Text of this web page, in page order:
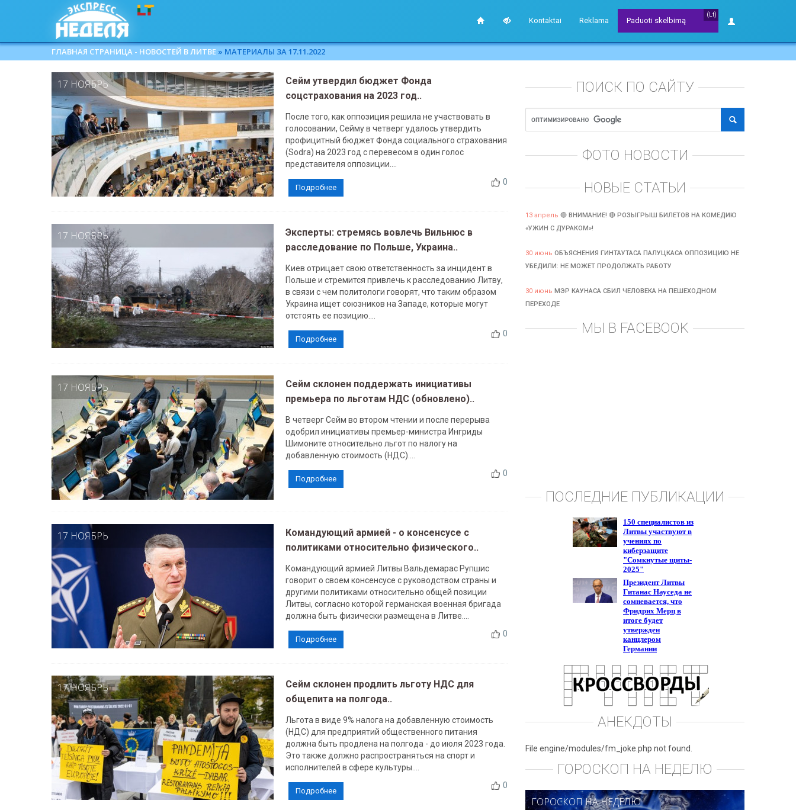
Kontaktai Reklama
(Lt)
Paduoti skelbimą
ГЛАВНАЯ СТРАНИЦА - НОВОСТЕЙ В ЛИТВЕ » МАТЕРИАЛЫ ЗА 17.11.2022
17 НОЯБРЬ
Сейм утвердил бюджет Фонда
соцстрахования на 2023 год..
После того, как оппозиция решила не участвовать в
голосовании, Сейму в четверг удалось утвердить
профицитный бюджет Фонда социального страхования
(Sodra) на 2023 год с перевесом в один голос
представителя оппозиции....
0
Подробнее
17 НОЯБРЬ
Эксперты: стремясь вовлечь Вильнюс в
расследование по Польше, Украина..
Киев отрицает свою ответственность за инцидент в
Польше и стремится привлечь к расследованию Литву,
в связи с чем политологи говорят, что таким образом
Украина ищет союзников на Западе, которые могут
отстоять ее позицию....
0
Подробнее
17 НОЯБРЬ
Сейм склонен поддержать инициативы
премьера по льготам НДС (обновлено)..
В четверг Сейм во втором чтении и после перерыва
одобрил инициативы премьер-министра Ингриды
Шимоните относительно льгот по налогу на
добавленную стоимость (НДС)....
0
Подробнее
17 НОЯБРЬ
Командующий армией - о консенсусе с
политиками относительно физического..
Командующий армией Литвы Вальдемарас Рупшис
говорит о своем консенсусе с руководством страны и
другими политиками относительно общей позиции
Литвы, согласно которой германская военная бригада
должна быть физически размещена в Литве....
0
Подробнее
17 НОЯБРЬ
Сейм склонен продлить льготу НДС для
общепита на полгода..
Льгота в виде 9% налога на добавленную стоимость
(НДС) для предприятий общественного питания
должна быть продлена на полгода - до июля 2023 года.
Это также должно распространяться на спорт и
исполнителей в сфере культуры....
0
Подробнее
ПОИСК ПО САЙТУ
ФОТО НОВОСТИ
НОВЫЕ СТАТЬИ
13 апрель 🔴 ВНИМАНИЕ! 🔴 РОЗЫГРЫШ БИЛЕТОВ НА КОМЕДИЮ
«УЖИН С ДУРАКОМ»!
30 июнь ОБЪЯСНЕНИЯ ГИНТАУТАСА ПАЛУЦКАСА ОППОЗИЦИЮ НЕ
УБЕДИЛИ: НЕ МОЖЕТ ПРОДОЛЖАТЬ РАБОТУ
30 июнь МЭР КАУНАСА СБИЛ ЧЕЛОВЕКА НА ПЕШЕХОДНОМ
ПЕРЕХОДЕ
МЫ В FACEBOOK
ПОСЛЕДНИЕ ПУБЛИКАЦИИ
АНЕКДОТЫ
File engine/modules/fm_joke.php not found.
ГОРОСКОП НА НЕДЕЛЮ
ГОРОСКОП НА НЕДЕЛЮ